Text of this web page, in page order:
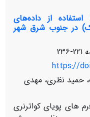
های ریخت­ زمین­
تحقیق، به نظر می­رسد
گسل، بلکه حاصل یک
باشد که نشان از
است که پیش از
شده بود. این چین
که به واسطه کوتاه
های البرز، طی
از داده‌های
در جنوب شرق شهر
221-236
https://
حمید نظری، مهدی
های پویای کواترنری